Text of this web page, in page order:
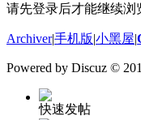
请先登录后才能继续浏
Archiver|手机版|小黑屋|
Powered by Discuz ©
快速发帖